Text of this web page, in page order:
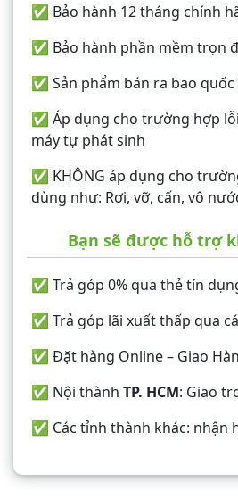
✅ Bảo hành 12 tháng chính
✅ Bảo hành phần mềm trọn
✅ Sản phẩm bán ra bao
✅ Áp dụng cho trường hợp
máy tự phát sinh
✅ KHÔNG áp dụng cho
dùng như: Rơi, vỡ, cấn, vô
Bạn sẽ được hỗ trợ
✅ Trả góp 0% qua thẻ tín
✅ Trả góp lãi xuất thấp qua
✅ Đặt hàng Online – Giao
✅ Nội thành TP. HCM: Giao
✅ Các tỉnh thành khác: nhận